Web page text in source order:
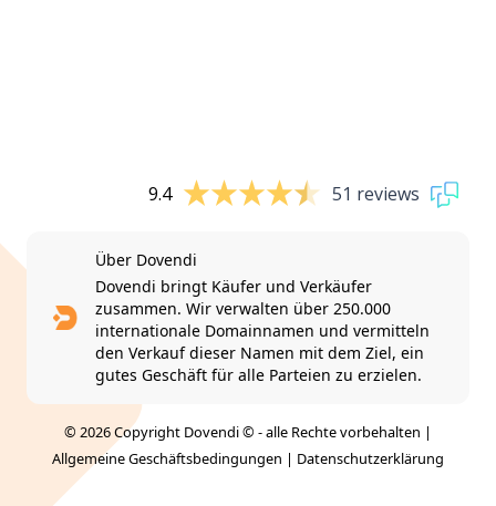
9.4 51 reviews
Über Dovendi
Dovendi bringt Käufer und Verkäufer
zusammen. Wir verwalten über 250.000
internationale Domainnamen und vermitteln
den Verkauf dieser Namen mit dem Ziel, ein
gutes Geschäft für alle Parteien zu erzielen.
© 2026 Copyright Dovendi © - alle Rechte vorbehalten |
Allgemeine Geschäftsbedingungen | Datenschutzerklärung